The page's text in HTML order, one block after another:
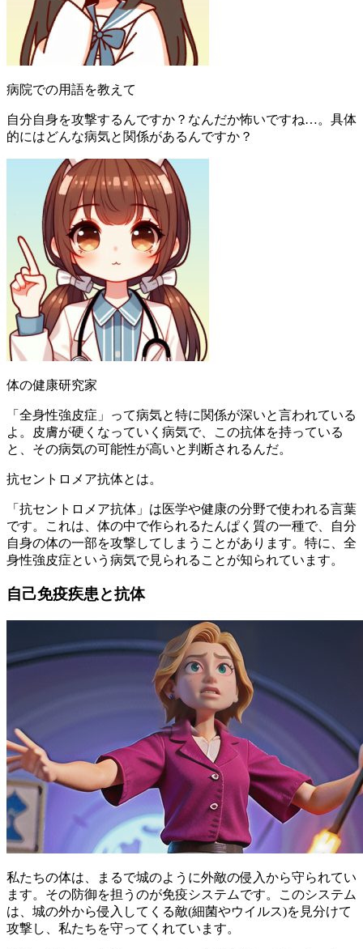
病院での用語を教えて
自分自身を攻撃するんですか？なんだか怖いですね…。具体
的にはどんな病気と関係があるんですか？
体の健康研究家
「全身性強皮症」って病気と特に関係が深いと言われている
よ。皮膚が硬くなっていく病気で、この抗体を持っている
と、その病気の可能性が高いと判断されるんだ。
抗セントロメア抗体とは。
「抗セントロメア抗体」は医学や健康の分野で使われる言葉
です。これは、体の中で作られるたんぱく質の一種で、自分
自身の体の一部を攻撃してしまうことがあります。特に、全
身性強皮症という病気で見られることが知られています。
自己免疫疾患と抗体
私たちの体は、まるで城のように外敵の侵入から守られてい
ます。その防御を担うのが免疫システムです。このシステム
は、城の外から侵入してくる敵(細菌やウイルス)を見分けて
攻撃し、私たちを守ってくれています。